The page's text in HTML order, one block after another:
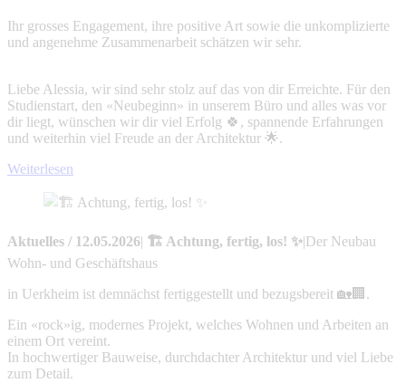
Ihr grosses Engagement, ihre positive Art sowie die unkomplizierte
und angenehme Zusammenarbeit schätzen wir sehr.
Liebe Alessia, wir sind sehr stolz auf das von dir Erreichte. Für den
Studienstart, den «Neubeginn» in unserem Büro und alles was vor
dir liegt, wünschen wir dir viel Erfolg 🍀, spannende Erfahrungen
und weiterhin viel Freude an der Architektur 🌟.
Weiterlesen
Aktuelles / 12.05.2026| 🏗️ Achtung, fertig, los! ✨|Der Neubau
Wohn- und Geschäftshaus
in Uerkheim ist demnächst fertiggestellt und bezugsbereit 🏡🏢.
Ein «rock»ig, modernes Projekt, welches Wohnen und Arbeiten an
einem Ort vereint.
In hochwertiger Bauweise, durchdachter Architektur und viel Liebe
zum Detail.